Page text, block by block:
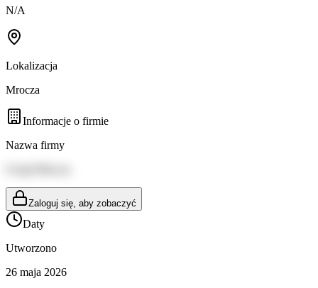
N/A
Lokalizacja
Mrocza
Informacje o firmie
Nazwa firmy
Zaloguj się, aby zobaczyć
Daty
Utworzono
26 maja 2026